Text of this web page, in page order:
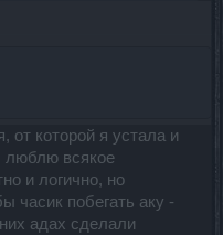
от которой я устала и
люблю всякое
и логично, но
часик побегать аку -
адах сделали